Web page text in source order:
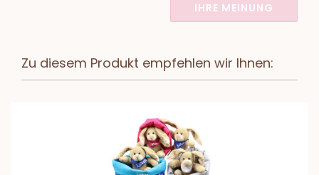
IHRE MEINUNG
Zu diesem Produkt empfehlen wir Ihnen: